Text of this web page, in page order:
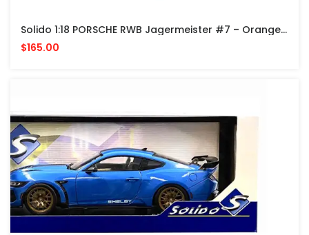
Solido 1:18 PORSCHE RWB Jagermeister #7 – Orange - GERMANY
$165.00